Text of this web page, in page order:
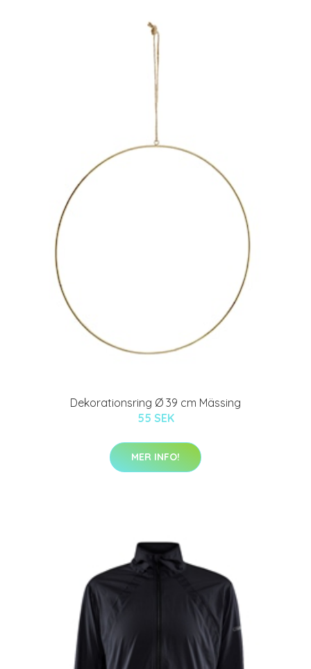
Dekorationsring Ø 39 cm Mässing
55 SEK
MER INFO!